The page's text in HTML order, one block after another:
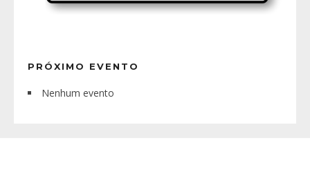
PRÓXIMO EVENTO
Nenhum evento